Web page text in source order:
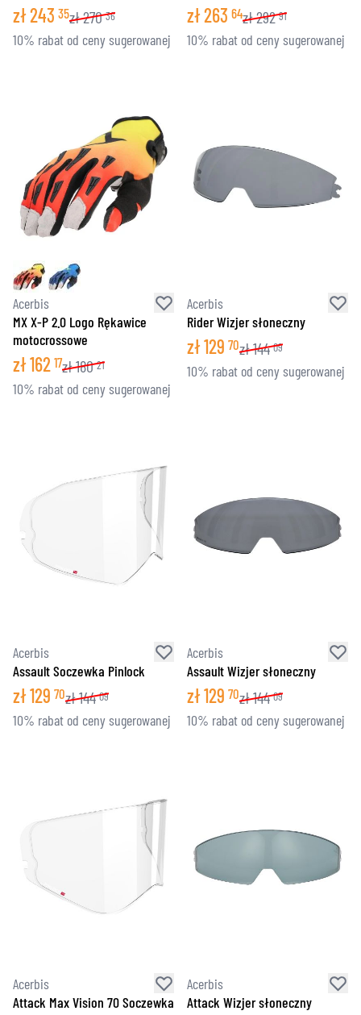
zł243 35zł270 36
10% rabat od ceny sugerowanej
zł263 64zł292 91
10% rabat od ceny sugerowanej
Acerbis
MX X-P 2.0 Logo Rękawice
motocrossowe
zł162 17zł180 21
10% rabat od ceny sugerowanej
Acerbis
Rider Wizjer słoneczny
zł129 70zł144 09
10% rabat od ceny sugerowanej
Acerbis
Assault Soczewka Pinlock
zł129 70zł144 09
10% rabat od ceny sugerowanej
Acerbis
Assault Wizjer słoneczny
zł129 70zł144 09
10% rabat od ceny sugerowanej
Acerbis
Attack Max Vision 70 Soczewka
Acerbis
Attack Wizjer słoneczny